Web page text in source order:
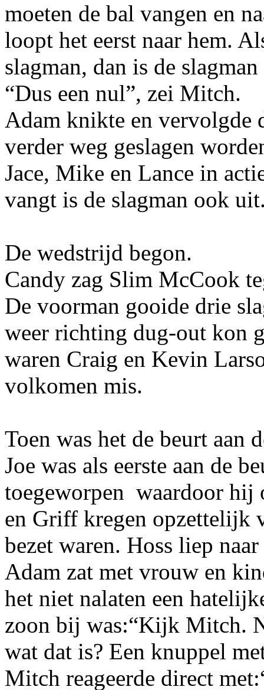
moeten de bal vangen en
loopt het eerst naar hem.
slagman, dan is de
“Dus een nul”, zei Mitch.
Adam knikte en vervolgde
verder weg geslagen
Jace, Mike en Lance in
vangt is de slagman ook
De wedstrijd begon.
Candy zag Slim McCook
De voorman gooide drie
weer richting dug-out kon
waren Craig en Kevin
volkomen mis.
Toen was het de beurt aan
Joe was als eerste aan de
toegeworpen waardoor hij
en Griff kregen opzettelijk
bezet waren. Hoss liep
Adam zat met vrouw en
het niet nalaten een
zoon bij was:“Kijk Mitch.
wat dat is? Een knuppel
Mitch reageerde direct